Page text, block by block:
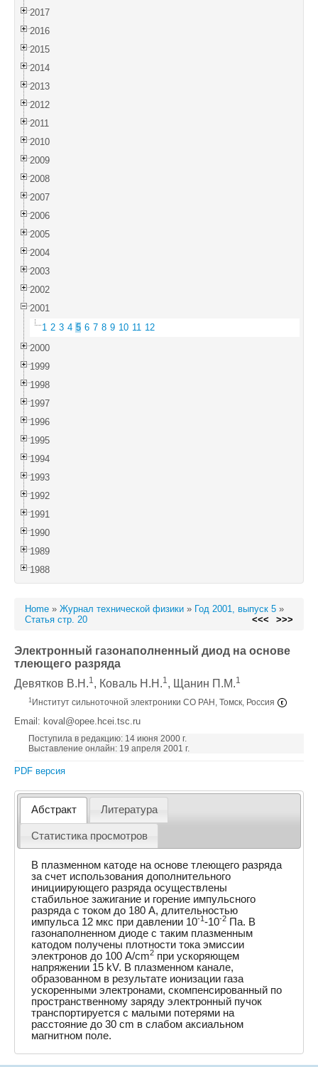
2017
2016
2015
2014
2013
2012
2011
2010
2009
2008
2007
2006
2005
2004
2003
2002
2001
1 2 3 4 5 6 7 8 9 10 11 12
2000
1999
1998
1997
1996
1995
1994
1993
1992
1991
1990
1989
1988
Home » Журнал технической физики » Год 2001, выпуск 5 »
Статья стр. 20
<<< >>>
Электронный газонаполненный диод на основе
тлеющего разряда
Девятков В.Н.1, Коваль Н.Н.1, Щанин П.М.1
1 Институт сильноточной электроники СО РАН, Томск, Россия
Email: koval@opee.hcei.tsc.ru
Поступила в редакцию: 14 июня 2000 г.
Выставление онлайн: 19 апреля 2001 г.
PDF версия
Абстракт Литература
Статистика просмотров
В плазменном катоде на основе тлеющего разряда
за счет использования дополнительного
инициирующего разряда осуществлены
стабильное зажигание и горение импульсного
разряда с током до 180 A, длительностью
импульса 12 мкс при давлении 10-1 -10-2 Па. В
газонаполненном диоде с таким плазменным
катодом получены плотности тока эмиссии
электронов до 100 A/cm2 при ускоряющем
напряжении 15 kV. В плазменном канале,
образованном в результате ионизации газа
ускоренными электронами, скомпенсированный по
пространственному заряду электронный пучок
транспортируется с малыми потерями на
расстояние до 30 cm в слабом аксиальном
магнитном поле.